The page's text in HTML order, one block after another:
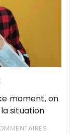
moment, on
situation